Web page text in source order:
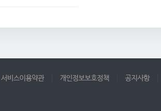
서비스이용약관 개인정보보호정책 공지사항